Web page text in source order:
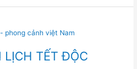
LỊCH TẾT ĐỘC